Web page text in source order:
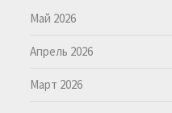
Май 2026
Апрель 2026
Март 2026